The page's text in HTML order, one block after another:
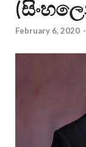
February 6, 2020 -